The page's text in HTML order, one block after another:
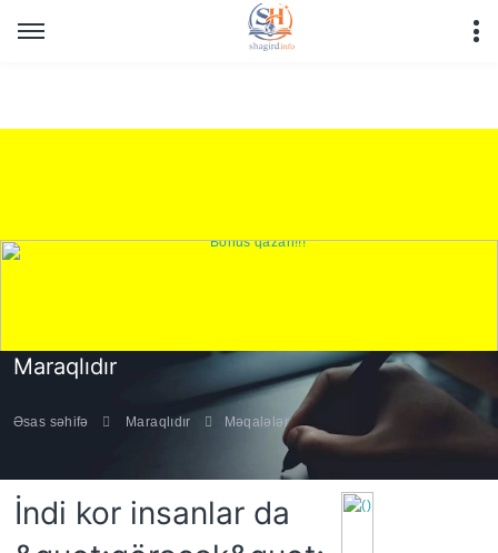
Warning
: Undefined array key "HTTP_REFERER" in
/home/shagirdinfo/public_html/articles/article_main_file.php
Maraqlıdır
Əsas səhifə Maraqlıdır Məqalələr
İndi kor insanlar da